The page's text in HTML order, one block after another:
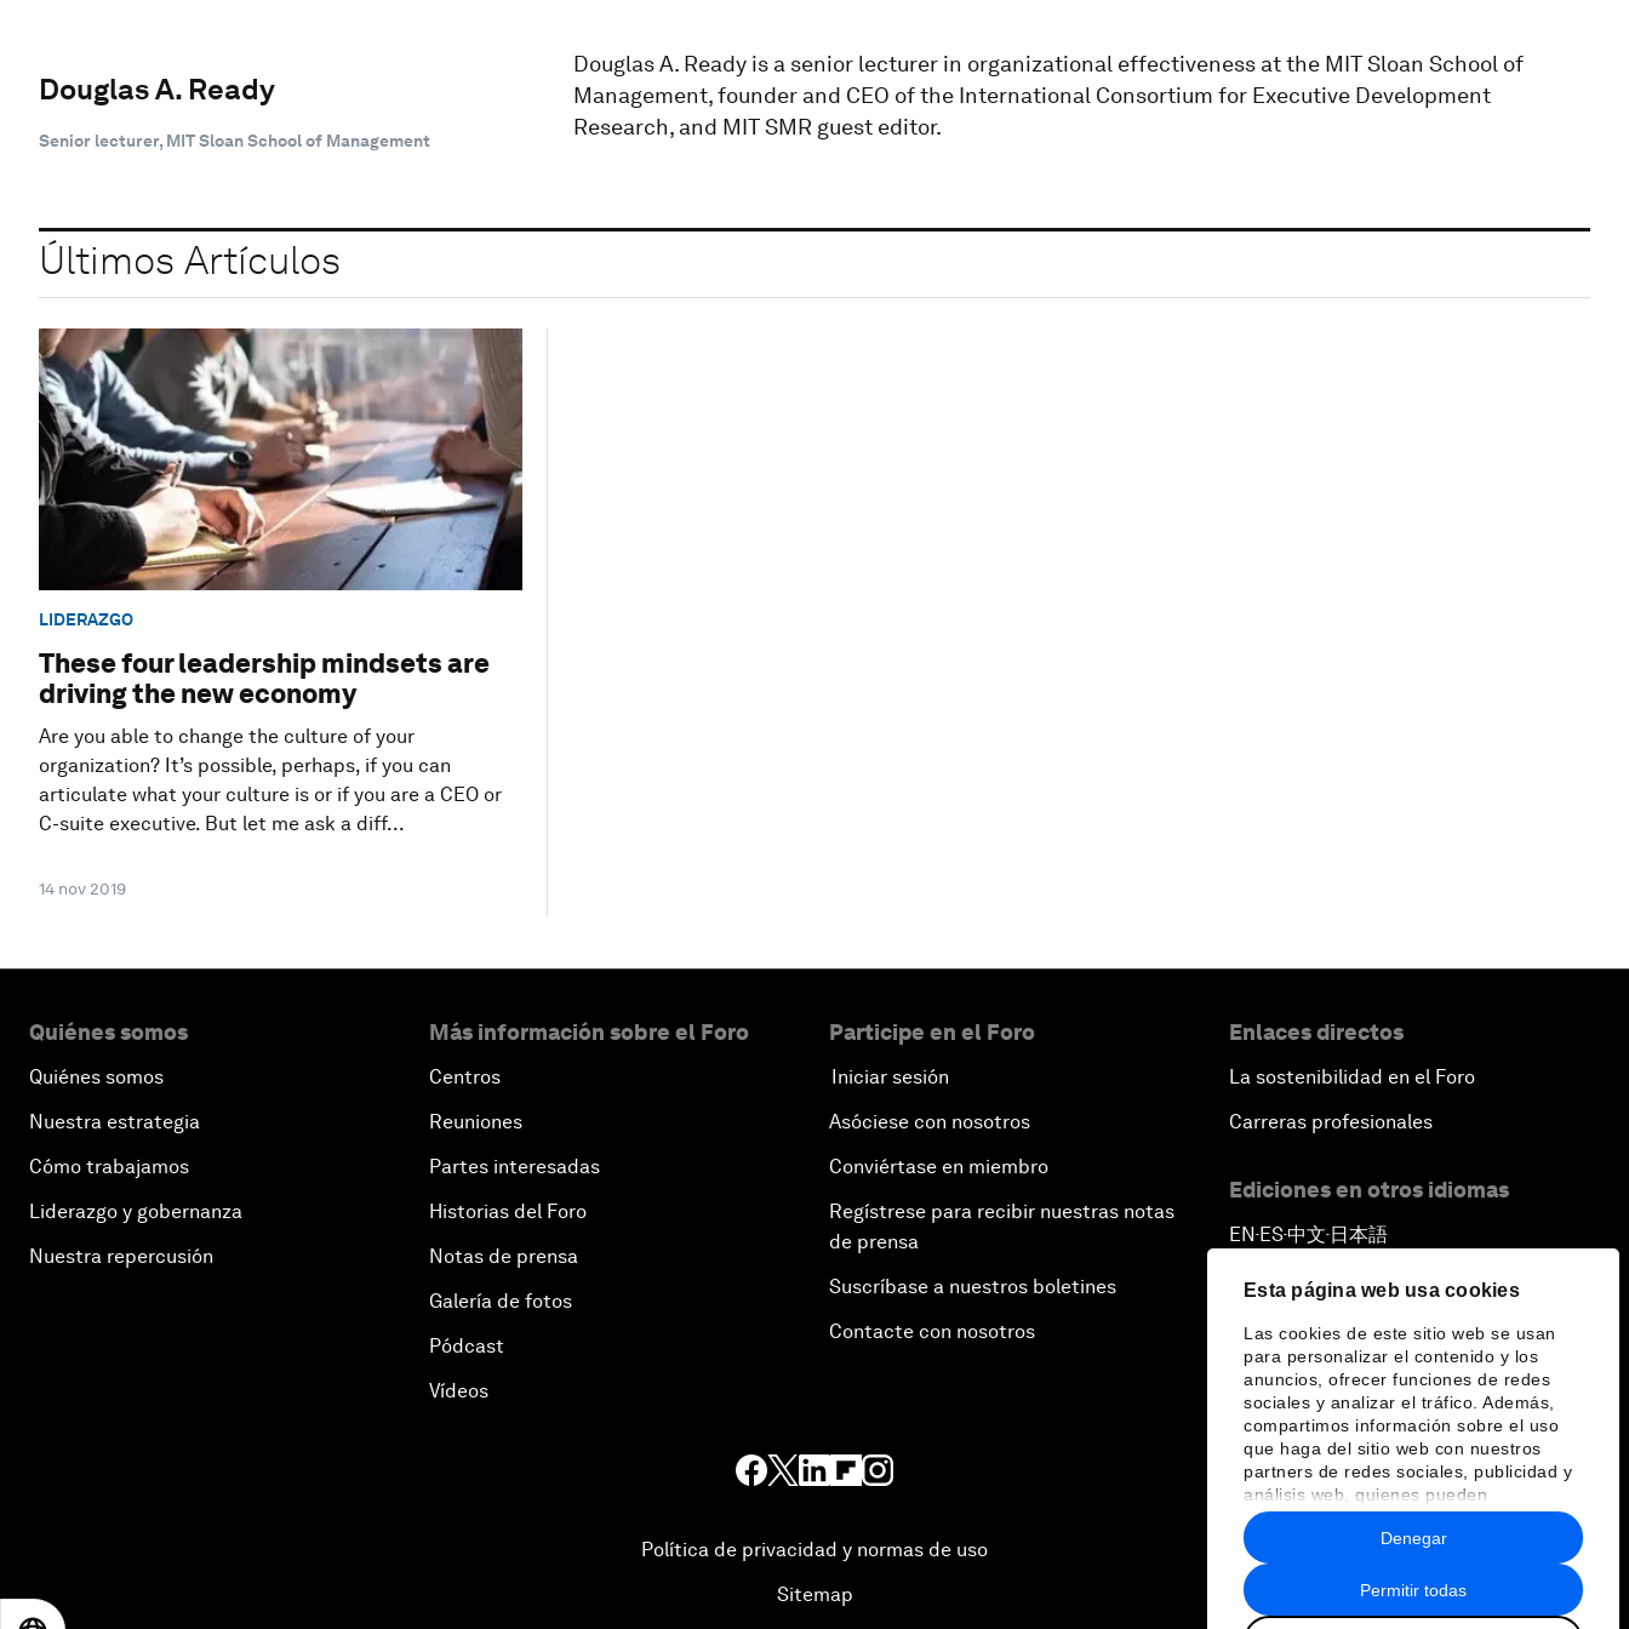
Esta página web usa cookies
Las cookies de este sitio web se usan
para personalizar el contenido y los
anuncios, ofrecer funciones de redes
sociales y analizar el tráfico. Además,
compartimos información sobre el uso
que haga del sitio web con nuestros
partners de redes sociales, publicidad y
análisis web, quienes pueden
combinarla con otra información que les
haya proporcionado o que hayan
recopilado a partir del uso que haya
hecho de sus servicios.
Permitir todas
Denegar
Douglas A. Ready
Senior lecturer, MIT Sloan School of Management
Douglas A. Ready is a senior lecturer in organizational effectiveness at the MIT Sloan School of
Management, founder and CEO of the International Consortium for Executive Development
Research, and MIT SMR guest editor.
Últimos Artículos
LIDERAZGO
These four leadership mindsets are
driving the new economy
Are you able to change the culture of your
organization? It’s possible, perhaps, if you can
articulate what your culture is or if you are a CEO or
C-suite executive. But let me ask a diff...
14 nov 2019
Quiénes somos
Quiénes somos
Nuestra estrategia
Cómo trabajamos
Liderazgo y gobernanza
Nuestra repercusión
Más información sobre el Foro
Centros
Reuniones
Partes interesadas
Historias del Foro
Notas de prensa
Galería de fotos
Pódcast
Vídeos
Participe en el Foro
Iniciar sesión
Asóciese con nosotros
Conviértase en miembro
Regístrese para recibir nuestras notas
de prensa
Suscríbase a nuestros boletines
Contacte con nosotros
Enlaces directos
La sostenibilidad en el Foro
Carreras profesionales
Ediciones en otros idiomas
EN ▪ ES▪中文▪ 日本語
Política de privacidad y normas de uso
Sitemap